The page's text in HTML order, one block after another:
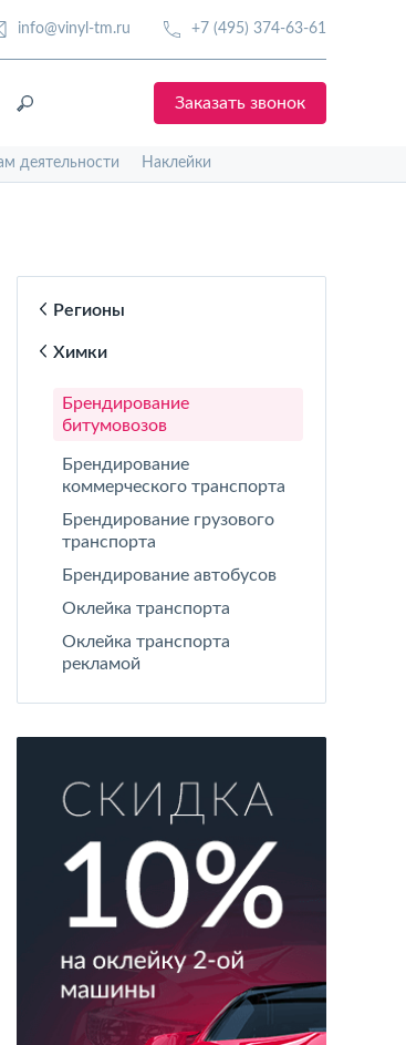
info@vinyl-tm.ru +7 (495) 374-63-61
Заказать звонок
деятельности Наклейки
Регионы
Химки
Брендирование
битумовозов
Брендирование
коммерческого транспорта
Брендирование грузового
транспорта
Брендирование автобусов
Оклейка транспорта
Оклейка транспорта
рекламой